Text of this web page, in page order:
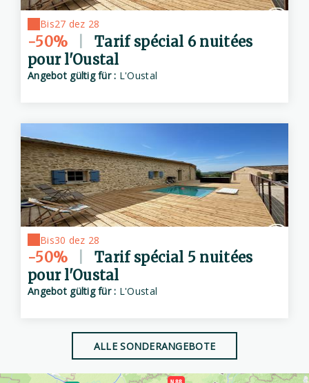
Bis27 dez 28
-50%
Tarif spécial 6 nuitées
pour l'Oustal
Angebot gültig für : L'Oustal
Bis30 dez 28
-50%
Tarif spécial 5 nuitées
pour l'Oustal
Angebot gültig für : L'Oustal
ALLE SONDERANGEBOTE